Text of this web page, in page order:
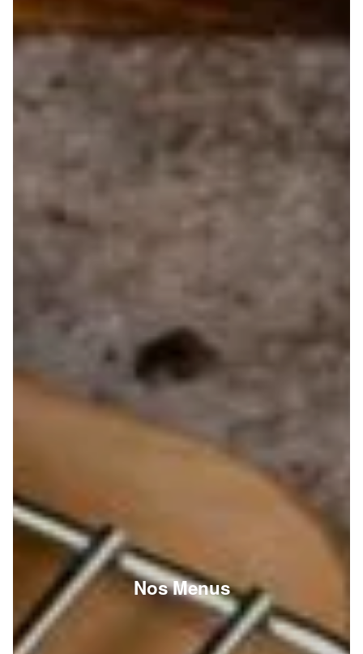
Nos Menus